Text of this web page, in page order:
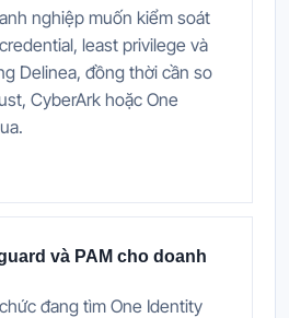
nghiệp muốn kiểm soát
least privilege và
Delinea, đồng thời cần so
CyberArk hoặc One
và PAM cho doanh
đang tìm One Identity